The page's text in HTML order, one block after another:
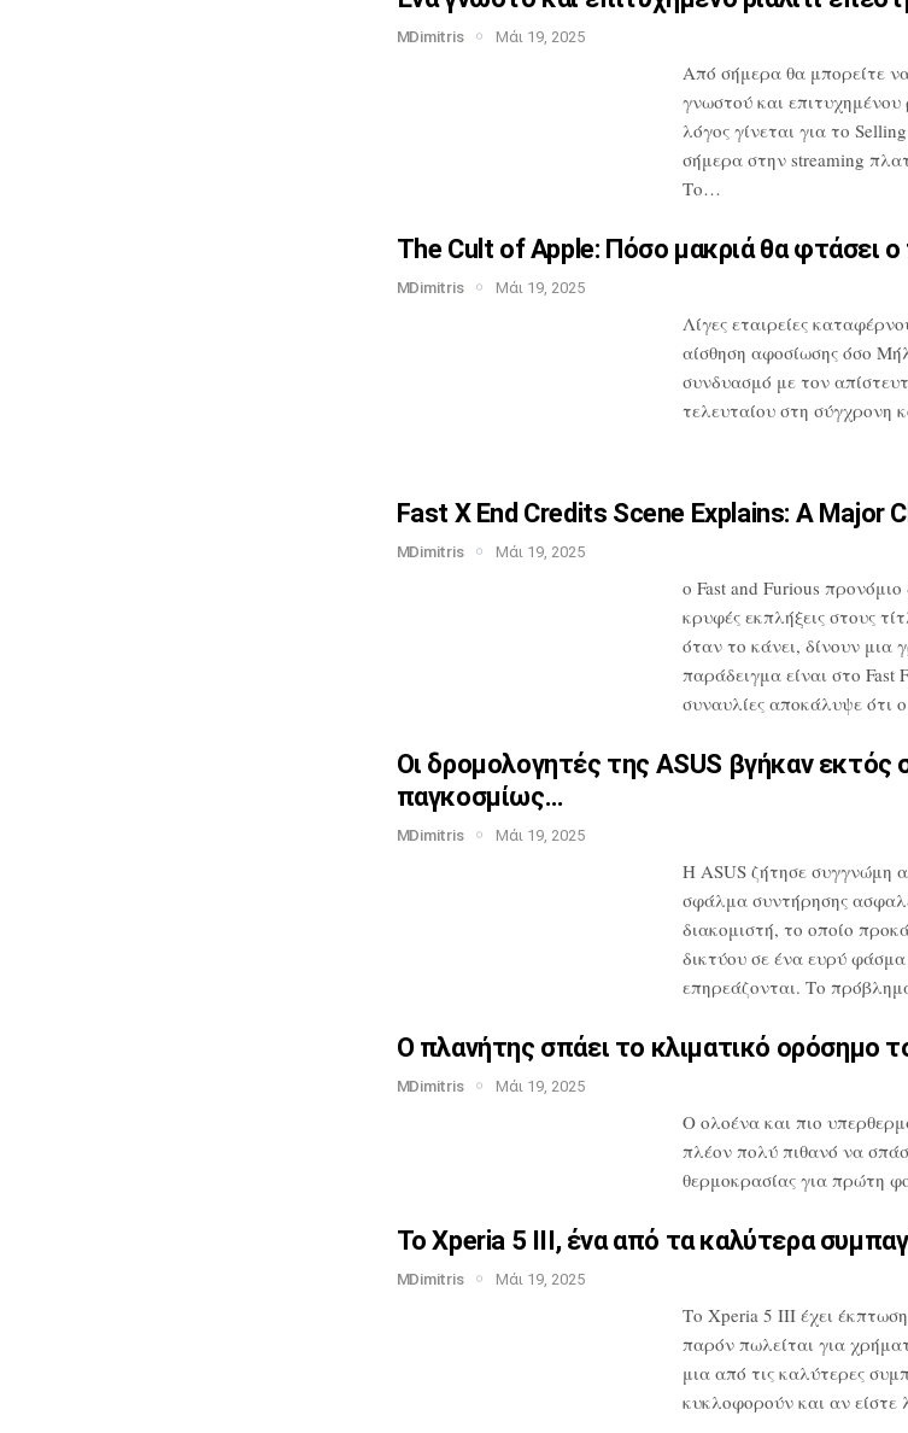
MDimitris Μάι 19, 2025
Από σήμερα θα μπορείτε
γνωστού και επιτυχημένου
λόγοςγίνεται για το
σήμερα στην streaming
Το…
The Cult of Apple: Πόσο μακριά θαφτάσει ο
MDimitris Μάι 19, 2025
Λίγες εταιρείες
αίσθηση αφοσίωσηςόσο
συνδυασμό με τον
τελευταίου στη σύγχρονη
Fast X End Credits Scene Explains: AMajor
MDimitris Μάι 19, 2025
ο Fast and Furious προνόμιο
κρυφές εκπλήξεις στους
όταν το κάνει, δίνουν μια
παράδειγμα είναι στο Fast
συναυλίες αποκάλυψε ότι
Οι δρομολογητές της ASUS βγήκαν εκτός
παγκοσμίως…
MDimitris Μάι 19, 2025
Η ASUS ζήτησε συγγνώμη
σφάλμα συντήρησης
διακομιστή, το οποίο
δικτύου σεένα ευρύ
επηρεάζονται. Το
Ο πλανήτης σπάει το κλιματικό ορόσημο
MDimitris Μάι 19, 2025
O ολοένα και πιο
πλέον πολύ πιθανό να
θερμοκρασίας για πρώτη
Το Xperia 5 III, ένα από τα καλύτερα
MDimitris Μάι 19, 2025
Το Xperia 5 III έχει
παρόν πωλείται για
μιααπό τις καλύτερες
κυκλοφορούν και αν